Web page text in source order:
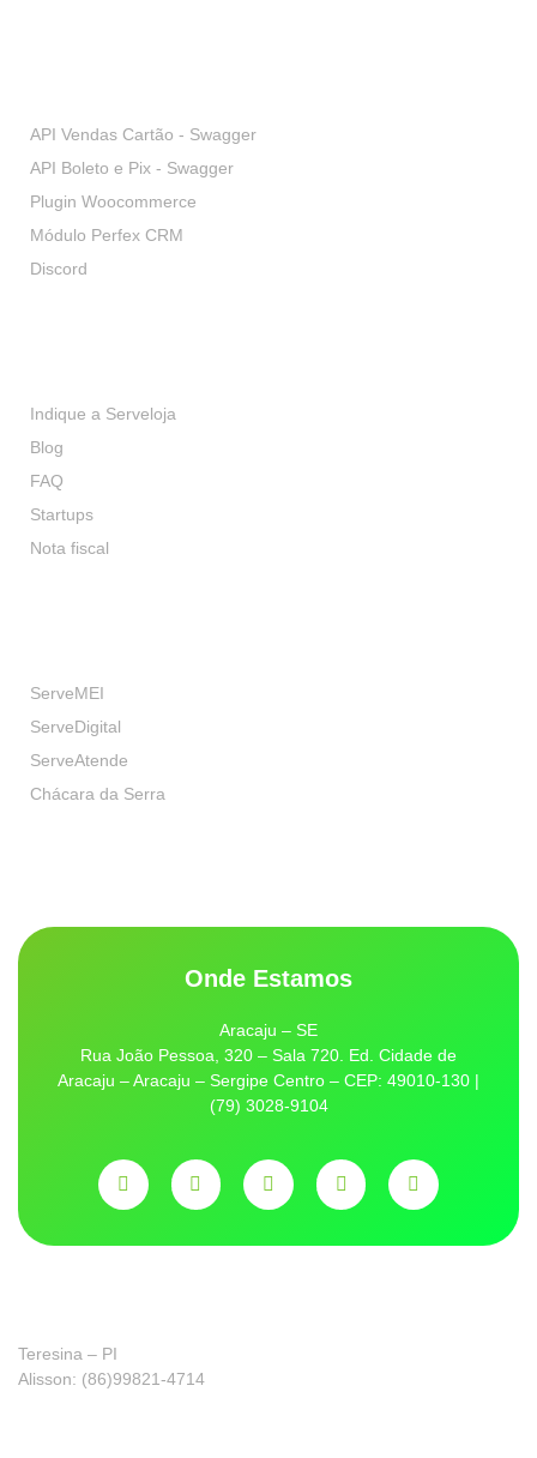
API Vendas Cartão - Swagger
API Boleto e Pix - Swagger
Plugin Woocommerce
Módulo Perfex CRM
Discord
Indique a Serveloja
Blog
FAQ
Startups
Nota fiscal
ServeMEI
ServeDigital
ServeAtende
Chácara da Serra
Onde Estamos
Aracaju – SE
Rua João Pessoa, 320 – Sala 720. Ed. Cidade de
Aracaju – Aracaju – Sergipe Centro – CEP: 49010-130 |
(79) 3028-9104
Teresina – PI
Alisson: (86)99821-4714